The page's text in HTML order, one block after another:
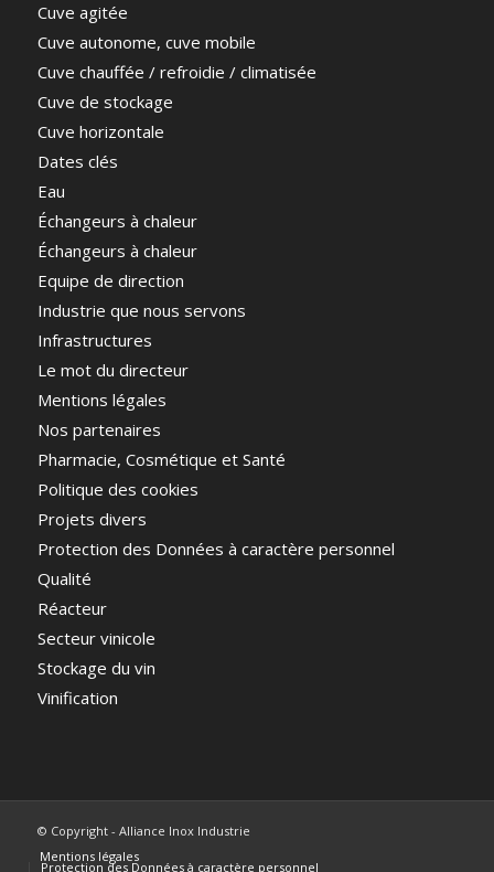
Cuve agitée
Cuve autonome, cuve mobile
Cuve chauffée / refroidie / climatisée
Cuve de stockage
Cuve horizontale
Dates clés
Eau
Échangeurs à chaleur
Échangeurs à chaleur
Equipe de direction
Industrie que nous servons
Infrastructures
Le mot du directeur
Mentions légales
Nos partenaires
Pharmacie, Cosmétique et Santé
Politique des cookies
Projets divers
Protection des Données à caractère personnel
Qualité
Réacteur
Secteur vinicole
Stockage du vin
Vinification
© Copyright - Alliance Inox Industrie
Mentions légales
Protection des Données à caractère personnel